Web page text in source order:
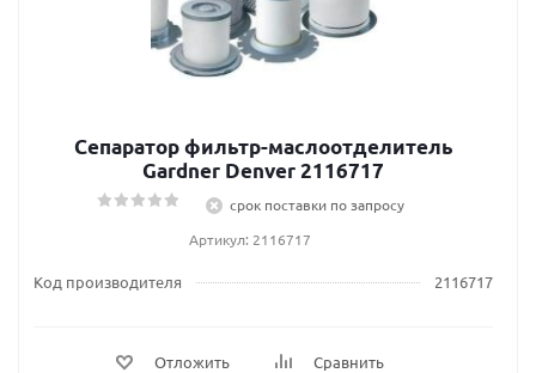
Сепаратор фильтр-маслоотделитель
Gardner Denver 2116717
срок поставки по запросу
Артикул: 2116717
Код производителя 2116717
Отложить Сравнить